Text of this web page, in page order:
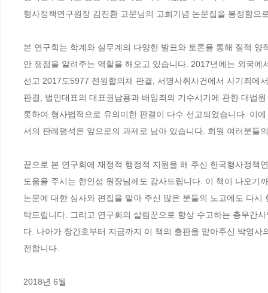
형사정책연구원장 김진환 고문님의 고희기념 논문집을 봉정함으
본 연구회는 학계와 실무계의 다양한 발표와 토론을 통해 질적
안 쟁점을 알려주는 역할을 해오고 있습니다. 2017년에는 외국
선고 2017도5977 전원합의체 판결, 서명사취사건에서 사기죄
판결, 법인대표의 대표권남용과 배임죄의 기수시기에 관한 대법
롯하여 형사법적으로 유의미한 판결이 다수 선고되었습니다. 이
서의 판례평석은 앞으로의 과제로 남아 있습니다. 회원 여러분들
끝으로 본 연구회에 재정적 행정적 지원을 해 주신 한국형사정책
도움을 주시는 한인섭 원장님께도 감사드립니다. 이 책이 나오
논문에 대한 심사와 편집을 맡아 주신 많은 분들의 노고에도 다
탁드립니다. 그리고 연구회의 살림꾼으로 항상 수고하는 총무간
다. 나아가 창간호부터 지금까지 이 책의 출판을 맡아주신 박영
전합니다.
2018년 6월